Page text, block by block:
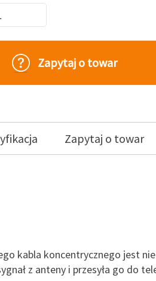
Zapytaj o towar
Zapytaj o towar
kabla koncentrycznego jest
z anteny i przesyła go do